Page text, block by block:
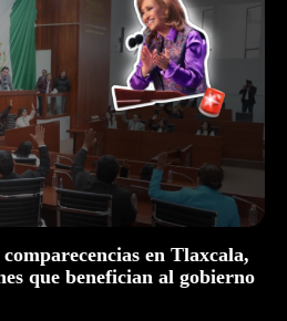
en Tlaxcala,
que benefician al gobierno